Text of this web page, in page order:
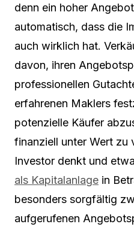
denn ein hoher
automatisch, dass die
auch wirklich hat.
davon, ihren
professionellen
erfahrenen Maklers
potenzielle Käufer
finanziell unter Wert zu
Investor denkt und
als Kapitalanlage in
besonders sorgfältig
aufgerufenen